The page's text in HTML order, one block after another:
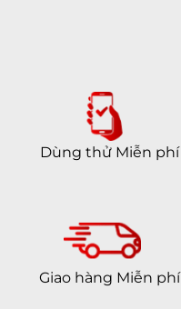
Dùng thử Miễn phí
Giao hàng Miễn phí